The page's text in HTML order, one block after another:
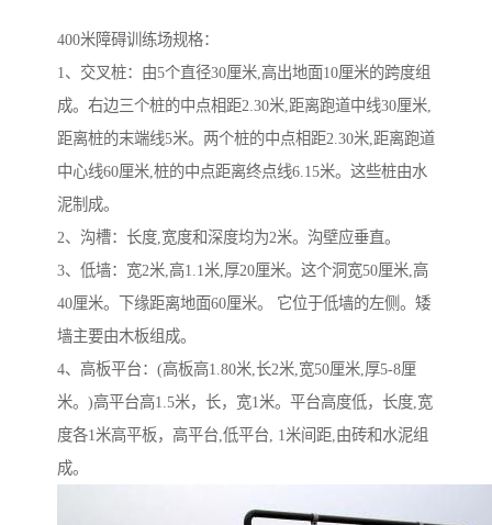
400米障碍训练场规格：
1、交叉桩：由5个直径30厘米,高出地面10厘米的跨度组
成。右边三个桩的中点相距2.30米,距离跑道中线30厘米,
距离桩的末端线5米。两个桩的中点相距2.30米,距离跑道
中心线60厘米,桩的中点距离终点线6.15米。这些桩由水
泥制成。
2、沟槽：长度,宽度和深度均为2米。沟壁应垂直。
3、低墙：宽2米,高1.1米,厚20厘米。这个洞宽50厘米,高
40厘米。下缘距离地面60厘米。 它位于低墙的左侧。矮
墙主要由木板组成。
4、高板平台：(高板高1.80米,长2米,宽50厘米,厚5-8厘
米。)高平台高1.5米，长，宽1米。平台高度低，长度,宽
度各1米高平板，高平台,低平台, 1米间距,由砖和水泥组
成。